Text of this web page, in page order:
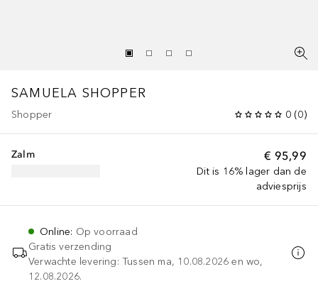
SAMUELA SHOPPER
Shopper 0 (0)
€ 95,99
Dit is 16% lager dan de
adviesprijs
Zalm
Online: Op voorraad
Gratis verzending
Verwachte levering: Tussen ma, 10.08.2026 en wo,
12.08.2026.